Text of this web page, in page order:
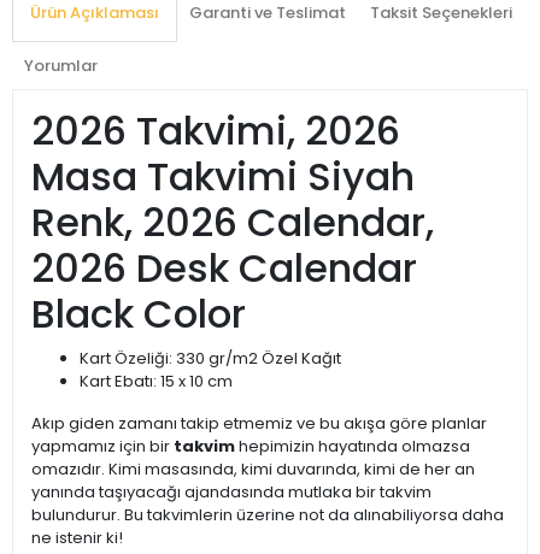
Ürün Açıklaması Garanti ve Teslimat Taksit Seçenekleri
Yorumlar
2026 Takvimi, 2026
Masa Takvimi Siyah
Renk, 2026 Calendar,
2026 Desk Calendar
Black Color
Kart Özeliği: 330 gr/m2 Özel Kağıt
Kart Ebatı: 15 x 10 cm
Akıp giden zamanı takip etmemiz ve bu akışa göre planlar
yapmamız için bir takvimhepimizin hayatında olmazsa
omazıdır. Kimi masasında, kimi duvarında, kimi de her an
yanında taşıyacağı ajandasında mutlaka bir takvim
bulundurur. Bu takvimlerin üzerine not da alınabiliyorsa daha
ne istenir ki!